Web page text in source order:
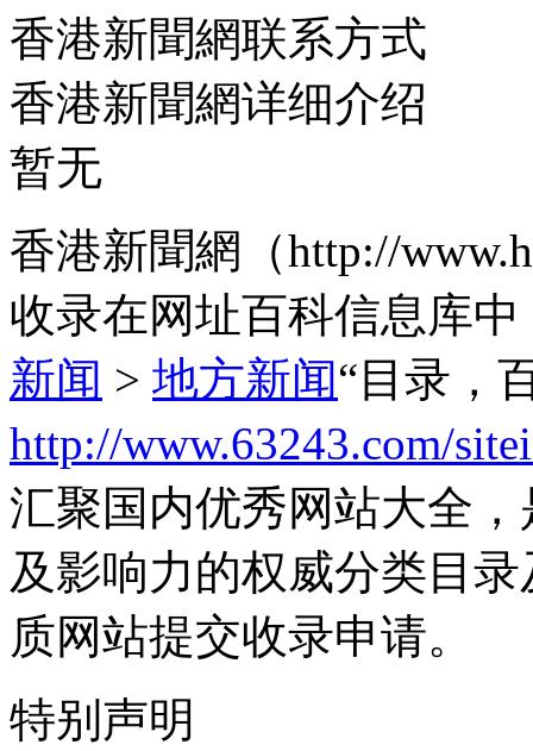
香港新聞網联系方式
香港新聞網详细介绍
暂无
香港新聞網（http://
收录在网址百科信息库
新闻 > 地方新闻“目录，
http://www.63243.com/
汇聚国内优秀网站大全
及影响力的权威分类目
质网站提交收录申请。
特别声明